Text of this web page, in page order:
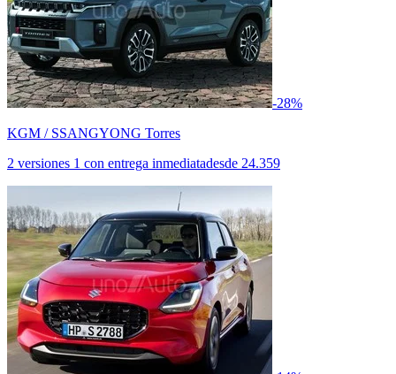
-28%
KGM / SSANGYONG Torres
2 versiones 1 con entrega inmediatadesde 24.359